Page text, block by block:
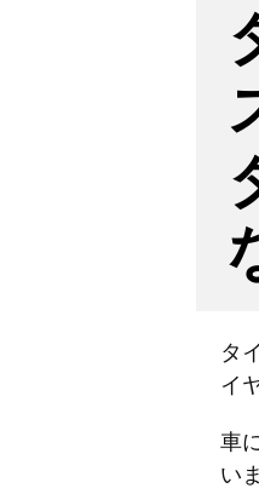
タ
イ
車
い